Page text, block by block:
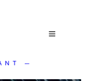
—